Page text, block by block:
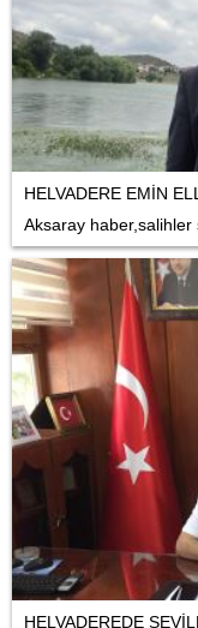
HELVADERE EMİN
Aksaray
HELVADEREDE